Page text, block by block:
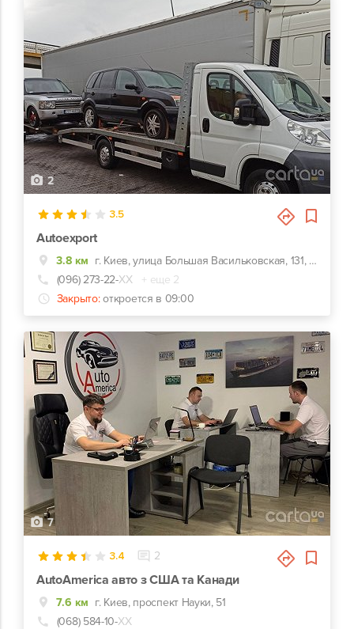
2
3.5
Autoexport
3.8 км
г. Киев, улица Большая Васильковская, 131, Логистические и экспертные услуги при импорте автомобилей из стран Евросоюза
(096) 273-22-ХХ
+ еще 2
Закрыто: откроется в 09:00
7
3.4 2
AutoAmerica авто з США та Канади
7.6 км г. Киев, проспект Науки, 51
(068) 584-10-ХХ